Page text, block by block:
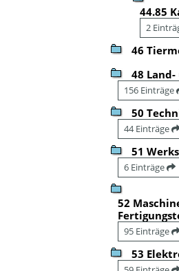
44.85
2
46
48
156 Einträge
50
44 Einträge
51
6 Einträge
52
95 Einträge
53